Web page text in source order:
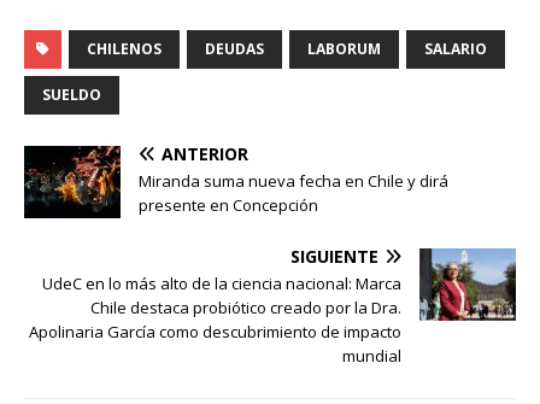
CHILENOS DEUDAS LABORUM SALARIO
SUELDO
ANTERIOR
Miranda suma nueva fecha en Chile y dirá
presente en Concepción
SIGUIENTE
UdeC en lo más alto de la ciencia nacional: Marca
Chile destaca probiótico creado por la Dra.
Apolinaria García como descubrimiento de impacto
mundial